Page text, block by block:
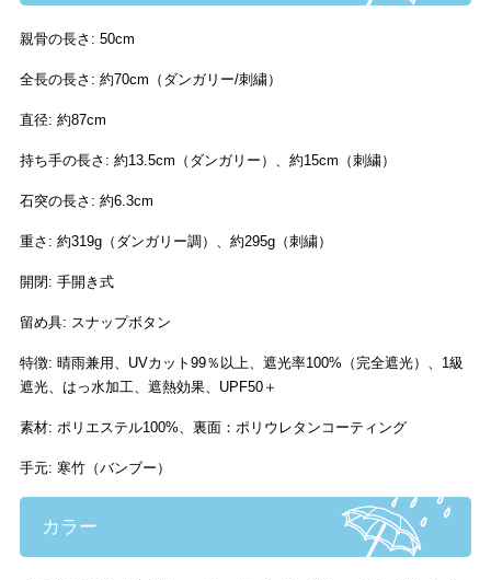
親骨の長さ: 50cm
全長の長さ: 約70cm（ダンガリー/刺繍）
直径: 約87cm
持ち手の長さ: 約13.5cm（ダンガリー）、約15cm（刺繍）
石突の長さ: 約6.3cm
重さ: 約319g（ダンガリー調）、約295g（刺繍）
開閉: 手開き式
留め具: スナップボタン
特徴: 晴雨兼用、UVカット99％以上、遮光率100%（完全遮光）、1級
遮光、はっ水加工、遮熱効果、UPF50＋
素材: ポリエステル100%、裏面：ポリウレタンコーティング
手元: 寒竹（バンブー）
カラー